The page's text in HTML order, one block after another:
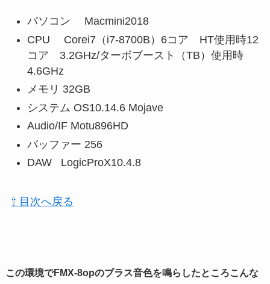
パソコン Macmini2018
CPU Corei7（i7-8700B）6コア HT使用時12
コア 3.2GHz/ターボブースト（TB）使用時
4.6GHz
メモリ 32GB
システム OS10.14.6 Mojave
Audio/IF Motu896HD
バッファー 256
DAW LogicProX10.4.8
⇧ 目次へ戻る
この環境でFMX-8opのブラス音色を鳴らしたところこんな